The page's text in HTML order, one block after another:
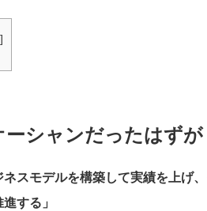
]
ーシャンだったはずが
ネスモデルを構築して実績を上げ
する」